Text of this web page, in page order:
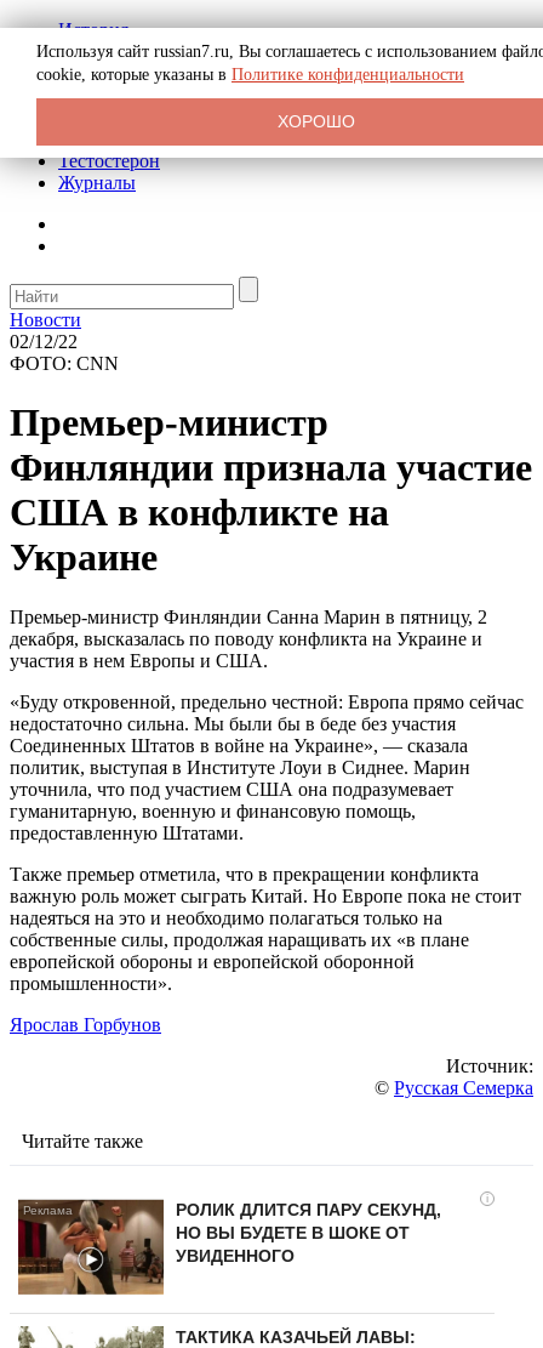
История
Биография
Криминал
Реклама на сайте
Тестостерон
Журналы
Новости
02/12/22
ФОТО: CNN
Премьер-министр
Финляндии признала участие
США в конфликте на
Украине
Премьер-министр Финляндии Санна Марин в пятницу, 2
декабря, высказалась по поводу конфликта на Украине и
участия в нем Европы и США.
«Буду откровенной, предельно честной: Европа прямо сейчас
недостаточно сильна. Мы были бы в беде без участия
Соединенных Штатов в войне на Украине», — сказала
политик, выступая в Институте Лоуи в Сиднее. Марин
уточнила, что под участием США она подразумевает
гуманитарную, военную и финансовую помощь,
предоставленную Штатами.
Также премьер отметила, что в прекращении конфликта
важную роль может сыграть Китай. Но Европе пока не стоит
надеяться на это и необходимо полагаться только на
собственные силы, продолжая наращивать их «в плане
европейской обороны и европейской оборонной
промышленности».
Ярослав Горбунов
Источник:
© Русская Семерка
Читайте также
i
РОЛИК ДЛИТСЯ ПАРУ СЕКУНД,
НО ВЫ БУДЕТЕ В ШОКЕ ОТ
УВИДЕННОГО
ТАКТИКА КАЗАЧЬЕЙ ЛАВЫ:
Используя сайт russian7.ru, Вы соглашаетесь с использованием
cookie, которые указаны в Политике конфиденциальности
ХОРОШО